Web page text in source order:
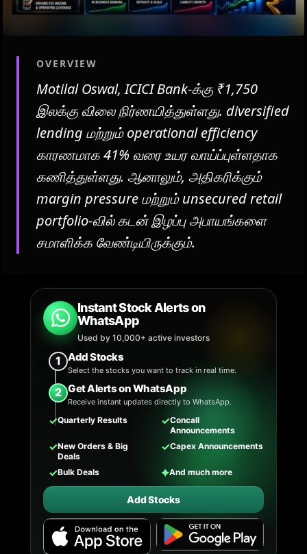
OVERVIEW
Motilal Oswal, ICICI Bank-க்கு ₹1,750
இலக்கு விலை நிர்ணயித்துள்ளது. diversified
lending மற்றும் operational efficiency
காரணமாக 41% வரை உயர வாய்ப்புள்ளதாக
கணித்துள்ளது. ஆனாலும், அதிகரிக்கும்
margin pressure மற்றும் unsecured retail
portfolio-வில் கடன் இழப்பு அபாயங்களை
சமாளிக்க வேண்டியிருக்கும்.
Instant Stock Alerts on
WhatsApp
Used by 10,000+ active investors
1 Add Stocks
Select the stocks you want to track in real time.
2 Get Alerts on WhatsApp
Receive instant updates directly to WhatsApp.
✓Quarterly Results ✓Concall
Announcements
✓New Orders & Big
Deals
✓Capex Announcements
✓Bulk Deals ✦And much more
Add Stocks